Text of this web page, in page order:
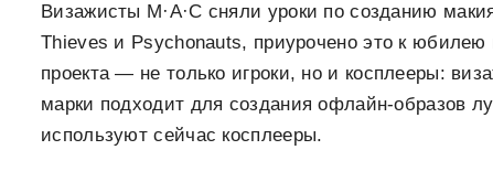
Визажисты M·A·C сняли уроки по созданию
Thieves и Psychonauts, приурочено это к
проекта — не только игроки, но и косплееры:
марки подходит для создания офлайн-образов
используют сейчас косплееры.